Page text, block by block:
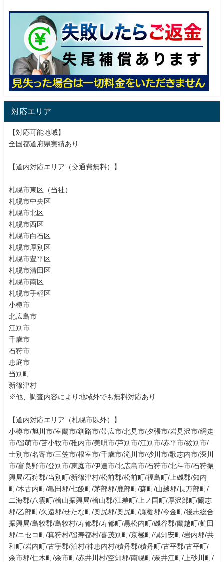
対応エリア
【対応可能地域】
全国都道府県実績あり
【道内対応エリア（交通費無料）】
札幌市東区（当社）
札幌市中央区
札幌市北区
札幌市西区
札幌市白石区
札幌市厚別区
札幌市豊平区
札幌市清田区
札幌市南区
札幌市手稲区
小樽市
北広島市
江別市
千歳市
石狩市
恵庭市
当別町
新篠津村
※他、調査内容により地域外でも無料対応あり
【道内対応エリア（札幌市以外）】
小樽市/旭川市/室蘭市/釧路市/帯広市/北見市/夕張市/岩見沢市/網走
市/留萌市/苫小牧市/稚内市/美唄市/芦別市/江別市/赤平市/紋別市/
士別市/名寄市/三笠市/根室市/千歳市/滝川市/砂川市/歌志内市/深川
市/富良野市/登別市/恵庭市/伊達市/北広島市/石狩市/北斗市/石狩振
興局/石狩郡/当別町/新篠津村/松前郡/松前町/福島町/上磯郡/知内
町/木古内町/亀田郡/七飯町/茅部郡/鹿部町/森町/山越郡/長万部町/
二海郡/八雲町/檜山振興局/檜山郡/江差町/上ノ国町/厚沢部町/爾志
郡/乙部町/久遠郡/せたな町/奥尻郡/奥尻町/瀬棚郡/今金町/後志総合
振興局/島牧郡/島牧村/寿都郡/寿都町/黒松内町/磯谷郡/蘭越町/虻田
郡/ニセコ町/真狩村/留寿都村/喜茂別町/京極町/倶知安町/岩内郡/共
和町/岩内町/古宇郡/泊村/神恵内村/積丹郡/積丹町/古平郡/古平町/
余市郡/仁木町/余市町/赤井川村/空知郡/南幌町/奈井江町/上砂川町/